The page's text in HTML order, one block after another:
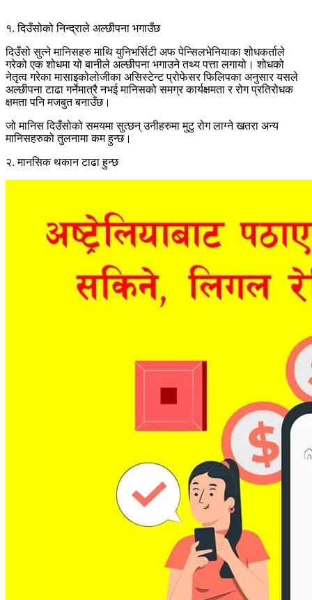
१. दिउँसोको निन्द्राले अल्छीपना भगाउँछ
दिउँसो सुत्ने मानिसहरु माथि युनिभर्सिटी अफ पेन्सिलभेनियाका शोधकर्ताले
गरेको एक शोधमा यो बानीले अल्छीपना भगाउने तथ्य पत्ता लगायो। शोधको
नेतृत्व गरेका मासाइकोलोजीका असिस्टेन्ट प्रोफेसर फिलिपका अनुसार यसले
अल्छीपना टाढा गर्नेमात्रै नभई मानिसको समग्र कार्यक्षमता र रोग प्रतिरोधक
क्षमता पनि मजबुत बनाउँछ।
जो मानिस दिउँसोको समयमा सुत्छन् उनीहरुमा मुटु रोग लाग्ने खतरा अन्य
मानिसहरुको तुलनामा कम हुन्छ।
२. मानसिक थकान टाढा हुन्छ